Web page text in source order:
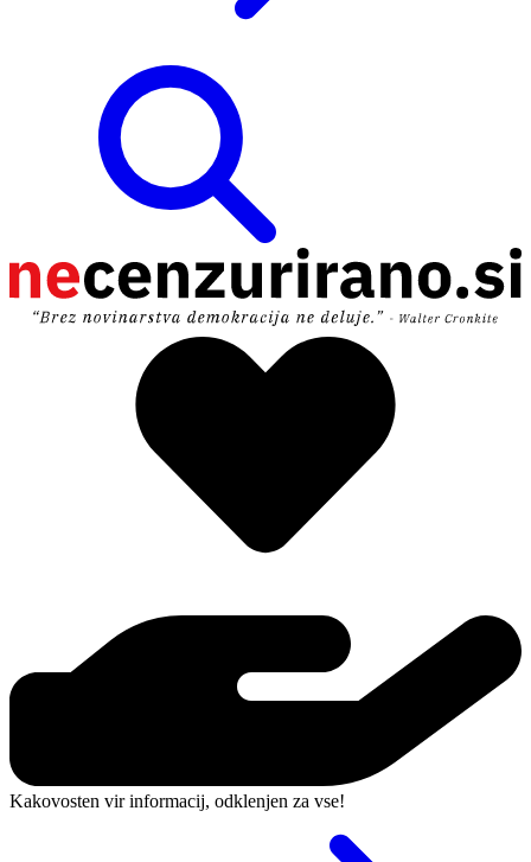
Kakovosten vir informacij, odklenjen za vse!